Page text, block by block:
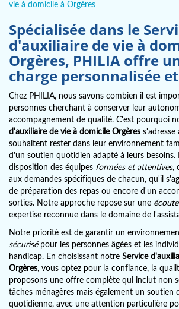
vie à domicile à Orgères
Spécialisée dans le
d'auxiliaire de vie à
Orgères, PHILIA offre
charge personnalisée
Chez PHILIA, nous savons combien il est
personnes cherchant à conserver leur
accompagnement de qualité. C'est pourquoi
d'auxiliaire de vie à domicile Orgères
souhaitent rester dans leur environnement
d'un soutien quotidien adapté à leurs besoins.
disposition des équipes formées et attentives,
aux demandes spécifiques de chacun, qu'il
de préparation des repas ou encore d'un
sorties. Notre approche repose sur une
expertise reconnue dans le domaine de
Notre priorité est de garantir un
sécurisépour les personnes âgées et les
handicap. En choisissant notre Service
Orgères, vous optez pour la confiance, la
proposons une offre complète qui inclut non
tâches ménagères mais également un soutien
quotidienne, avec une attention particulière